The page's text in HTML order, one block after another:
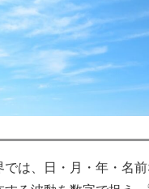
では、日・月・年・名